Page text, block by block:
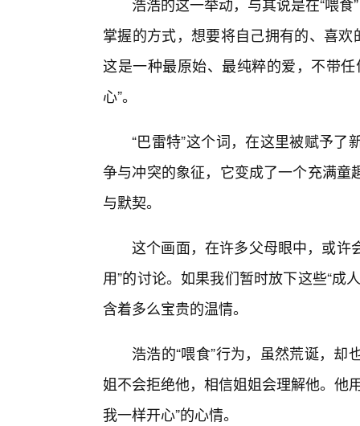
掌握的方式，想要将自己拥有的、喜
这是一种最原始、最纯粹的爱，不带
心”。
“巴雷特”这个词，在这里被赋予
争与冲突的象征，它变成了一个充满
与默契。
这个画面，在许多父母眼中，或许
用”的讨论。如果我们暂时放下这些“成
含着多么宝贵的温情。
浩浩的“喂食”行为，虽然荒诞，
姐不会拒绝他，相信姐姐会理解他。他
我一样开心”的心情。